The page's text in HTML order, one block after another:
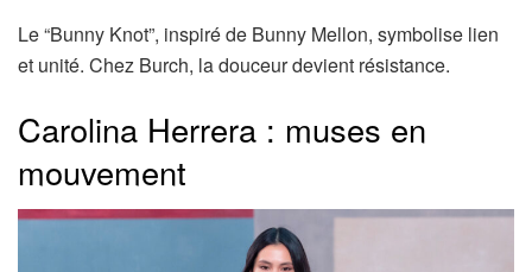
Le “Bunny Knot”, inspiré de Bunny Mellon, symbolise lien
et unité. Chez Burch, la douceur devient résistance.
Carolina Herrera : muses en
mouvement